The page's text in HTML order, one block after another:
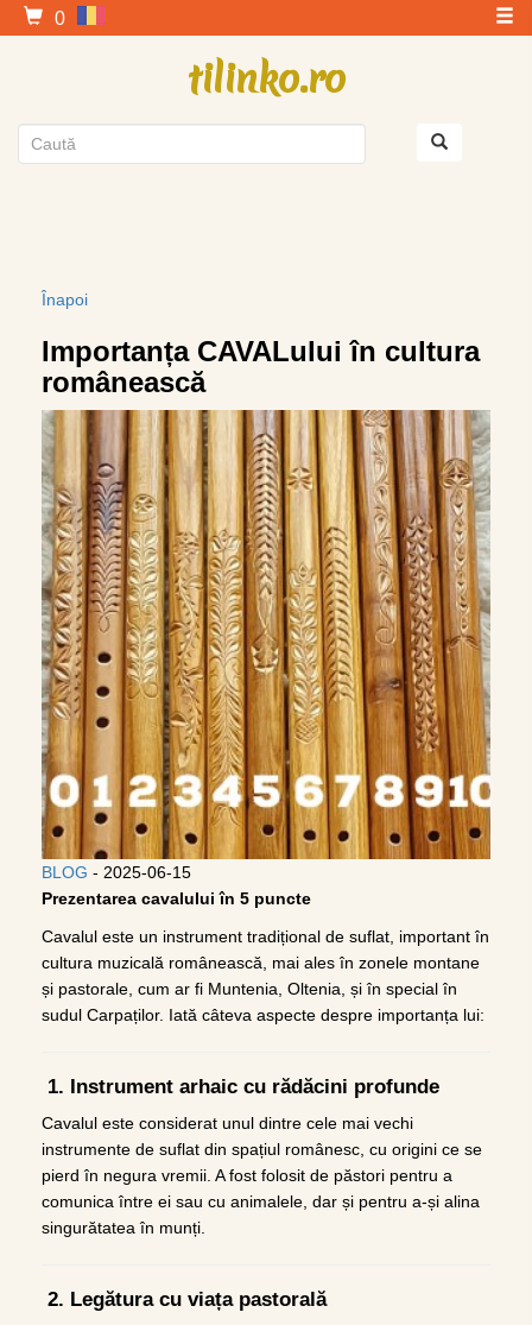
0
tilinko.ro
Înapoi
Importanța CAVALului în cultura
românească
BLOG - 2025-06-15
Prezentarea cavalului în 5 puncte
Cavalul este un instrument tradițional de suflat, important în
cultura muzicală românească, mai ales în zonele montane
și pastorale, cum ar fi Muntenia, Oltenia, și în special în
sudul Carpaților. Iată câteva aspecte despre importanța lui:
1. Instrument arhaic cu rădăcini profunde
Cavalul este considerat unul dintre cele mai vechi
instrumente de suflat din spațiul românesc, cu origini ce se
pierd în negura vremii. A fost folosit de păstori pentru a
comunica între ei sau cu animalele, dar și pentru a-și alina
singurătatea în munți.
2. Legătura cu viața pastorală